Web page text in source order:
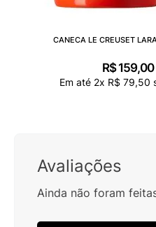
CANECA LE CREUSET
R$ 159,00
Em até 2x R$ 79,50
Avaliações
Ainda não foram